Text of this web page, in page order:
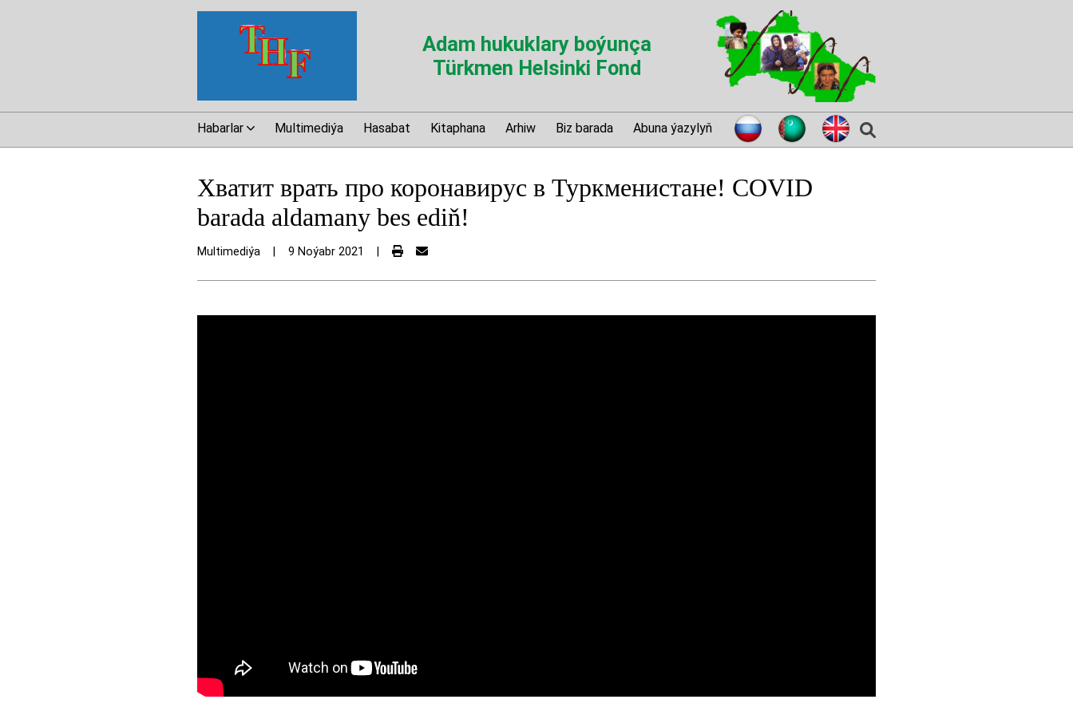
Adam hukuklary boýunça
Türkmen Helsinki Fond
Habarlar Multimediýa Hasabat Kitaphana Arhiw Biz barada Abuna ýazylyň
Хватит врать про коронавирус в Туркменистане! COVID
barada aldamany bes ediň!
Multimediýa 9 Noýabr 2021